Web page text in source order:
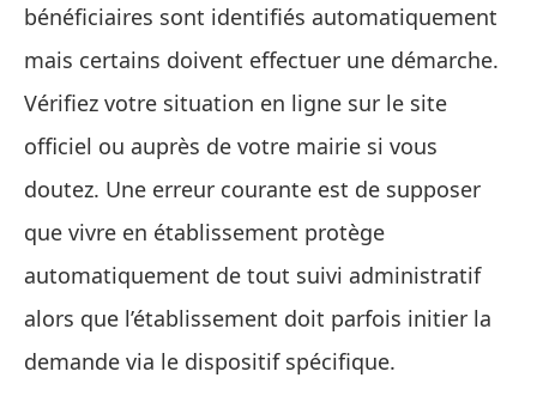
bénéficiaires sont identifiés automatiquement
mais certains doivent effectuer une démarche.
Vérifiez votre situation en ligne sur le site
officiel ou auprès de votre mairie si vous
doutez. Une erreur courante est de supposer
que vivre en établissement protège
automatiquement de tout suivi administratif
alors que l’établissement doit parfois initier la
demande via le dispositif spécifique.